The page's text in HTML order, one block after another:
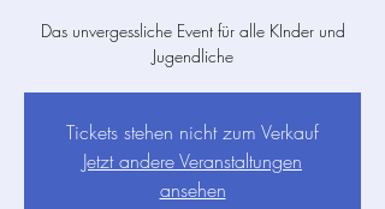
Das unvergessliche Event für alle KInder und
Jugendliche
Tickets stehen nicht zum Verkauf
Jetzt andere Veranstaltungen
ansehen